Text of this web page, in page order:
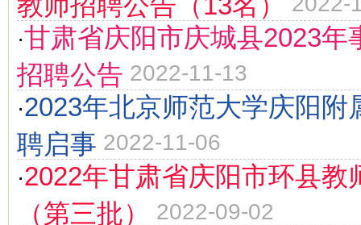
·甘肃省庆阳市庆城县2023年
招聘公告 2022-11-13
·2023年北京师范大学庆阳附
聘启事 2022-11-06
·2022年甘肃省庆阳市环县教
（第三批）
2022-09-02